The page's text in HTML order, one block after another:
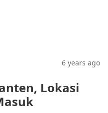
6 years ago
Lokasi